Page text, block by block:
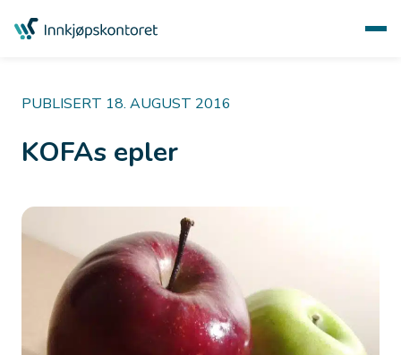
PUBLISERT 18. AUGUST 2016
KOFAs epler